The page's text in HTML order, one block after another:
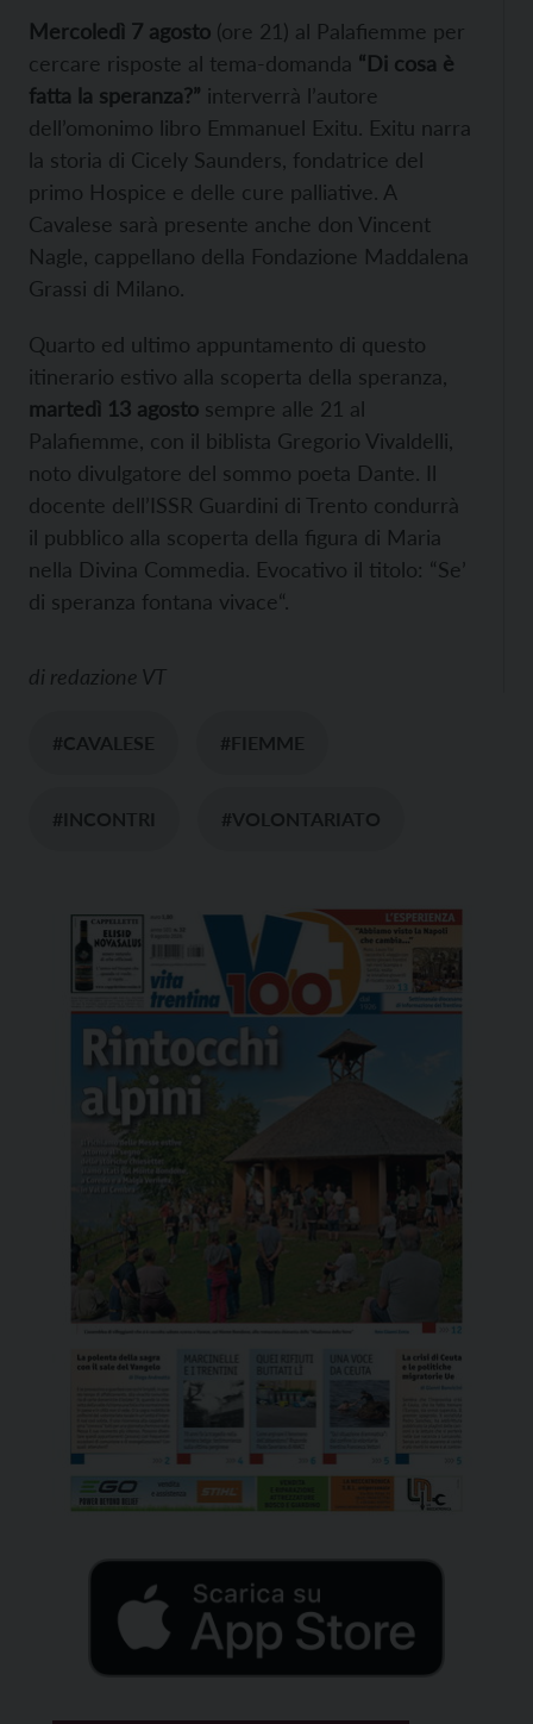
Mercoledì 7 agosto (ore 21) al Palafiemme per
cercare risposte al tema-domanda “Di cosa è
fatta la speranza?” interverrà l’autore
dell’omonimo libro Emmanuel Exitu. Exitu narra
la storia di Cicely Saunders, fondatrice del
primo Hospice e delle cure palliative. A
Cavalese sarà presente anche don Vincent
Nagle, cappellano della Fondazione Maddalena
Grassi di Milano.
Quarto ed ultimo appuntamento di questo
itinerario estivo alla scoperta della speranza,
martedì 13 agosto sempre alle 21 al
Palafiemme, con il biblista Gregorio Vivaldelli,
noto divulgatore del sommo poeta Dante. Il
docente dell’ISSR Guardini di Trento condurrà
il pubblico alla scoperta della figura di Maria
nella Divina Commedia. Evocativo il titolo: “Se’
di speranza fontana vivace“.
di redazione VT
#CAVALESE #FIEMME
#INCONTRI #VOLONTARIATO